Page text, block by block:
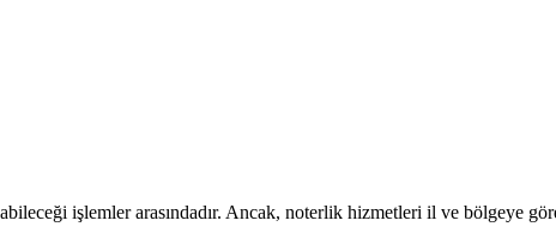
işlemler arasındadır. Ancak, noterlik hizmetleri il ve bölgeye